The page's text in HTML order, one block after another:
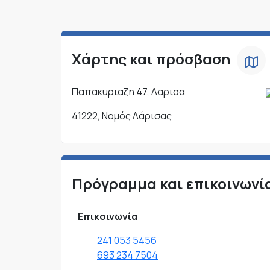
Χάρτης και πρόσβαση
Παπακυριαζη 47, Λαρισα
41222, Νομός Λάρισας
Πρόγραμμα και
Επικοινωνία
241 053 5456
693 234 7504